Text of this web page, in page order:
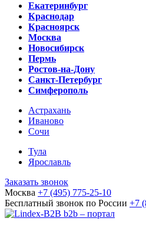
Екатеринбург
Краснодар
Красноярск
Москва
Новосибирск
Пермь
Ростов-на-Дону
Санкт-Петербург
Симферополь
Астрахань
Иваново
Сочи
Тула
Ярославль
Заказать звонок
Москва +7 (495) 775-25-10
Бесплатный звонок по России +7
b2b – портал